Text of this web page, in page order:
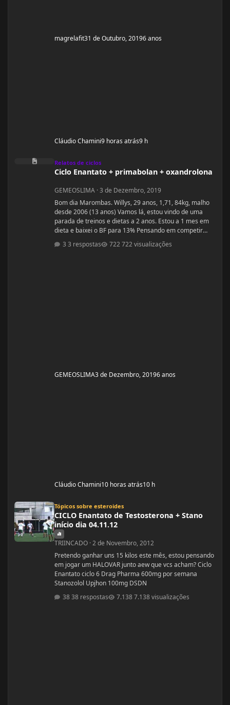
magrelafit31 de Outubro, 20196 anos
Cláudio Chamini9 horas atrás9 h
Ciclo Enantato + primabolan + oxandrolona
Relatos de ciclos
Ciclo Enantato + primabolan + oxandrolona
GEMEOSLIMA ·3 de Dezembro, 2019
Bom dia Marombas. Willys, 29 anos, 1,71, 84kg, malho
desde 2006 (13 anos) Vamos lá, estou vindo de uma
parada de treinos e dietas a 2 anos. Estou a 1 mes em
dieta e baixei o BF para 13% Pensando em competir
estreantes ano que vem se tudo ocorrer bem até abril.
(Secar e corrigir os pontos fracos) Anexo, os exames
3 respostas 722 visualizações
GEMEOSLIMA3 de Dezembro, 20196 anos
Cláudio Chamini10 horas atrás10 h
Tópicos sobre esteroides
CICLO Enantato de Testosterona + Stano
início dia 04.11.12
TRIINCADO ·2 de Novembro, 2012
Pretendo ganhar uns 15 kilos este mês, estou pensando
em jogar um HALOVAR junto aew que vcs acham? Ciclo
Enantato ciclo 6 Drag Pharma 600mg por semana
Stanozolol Upjhon 100mg DSDN
38 respostas
7.138 visualizações